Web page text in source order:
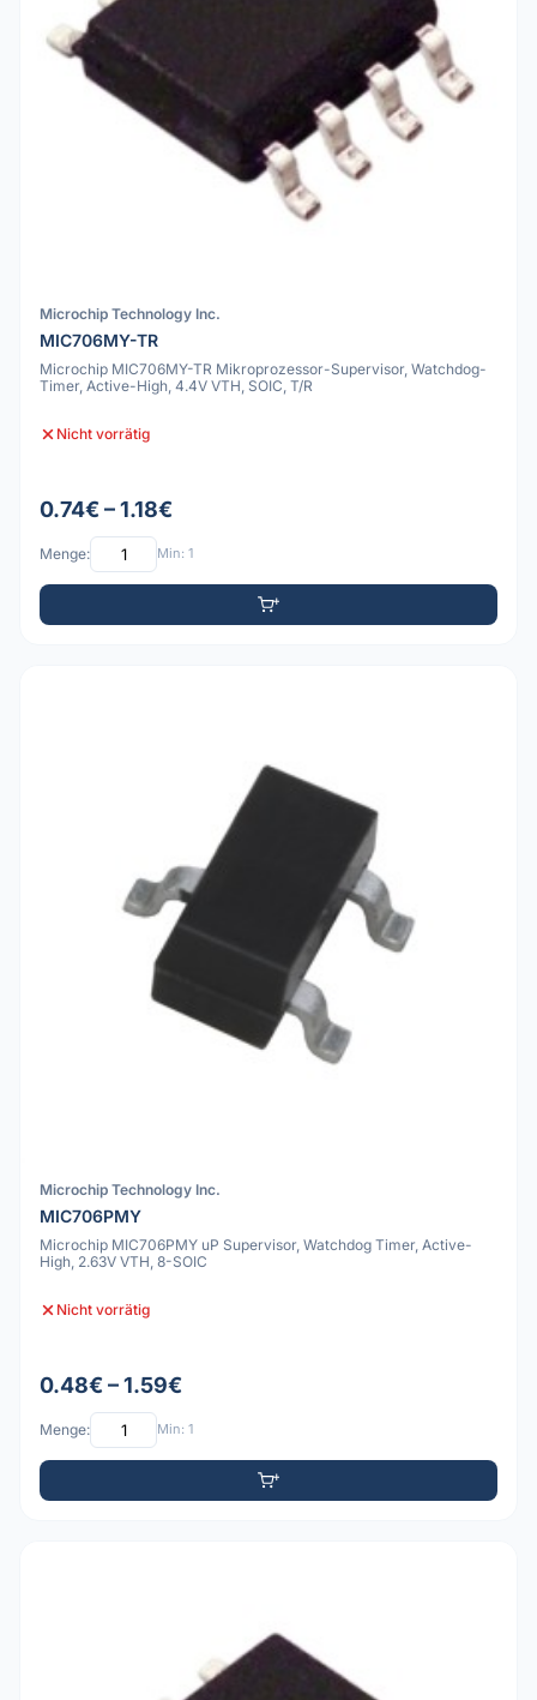
Microchip Technology Inc.
MIC706MY-TR
Microchip MIC706MY-TR Mikroprozessor-Supervisor, Watchdog-
Timer, Active-High, 4.4V VTH, SOIC, T/R
Nicht vorrätig
0.74€ – 1.18€
Menge: Min: 1
Microchip Technology Inc.
MIC706PMY
Microchip MIC706PMY uP Supervisor, Watchdog Timer, Active-
High, 2.63V VTH, 8-SOIC
Nicht vorrätig
0.48€ – 1.59€
Menge: Min: 1